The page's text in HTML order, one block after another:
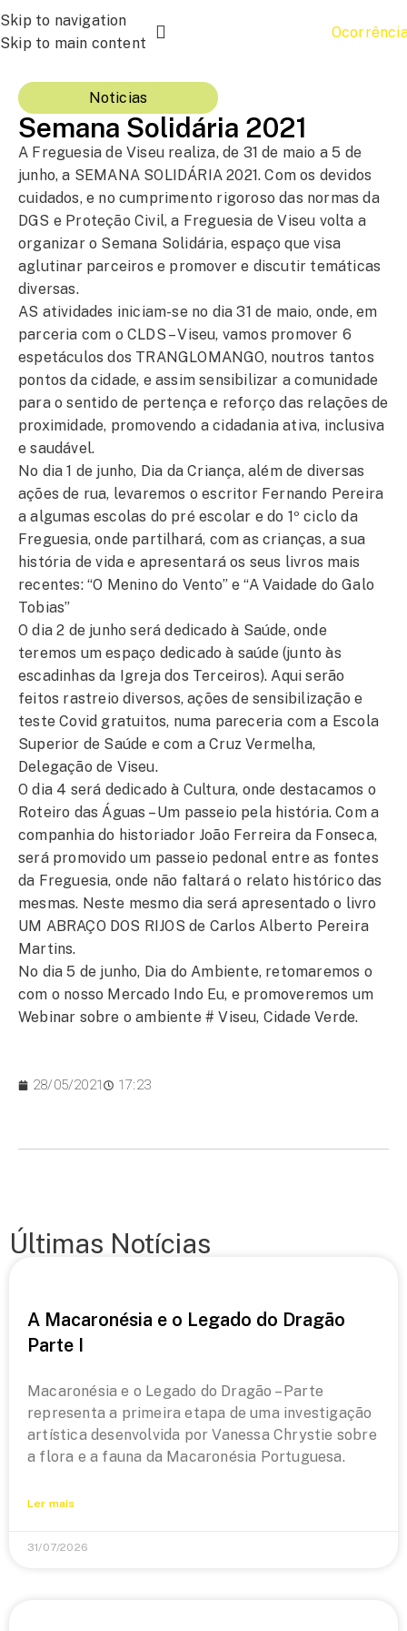
Skip to navigation
Skip to main content
Noticias
Semana Solidária 2021
A Freguesia de Viseu realiza, de 31 de maio a 5 de
junho, a SEMANA SOLIDÁRIA 2021. Com os devidos
cuidados, e no cumprimento rigoroso das normas da
DGS e Proteção Civil, a Freguesia de Viseu volta a
organizar o Semana Solidária, espaço que visa
aglutinar parceiros e promover e discutir temáticas
diversas.
AS atividades iniciam-se no dia 31 de maio, onde, em
parceria com o CLDS – Viseu, vamos promover 6
espetáculos dos TRANGLOMANGO, noutros tantos
pontos da cidade, e assim sensibilizar a comunidade
para o sentido de pertença e reforço das relações de
proximidade, promovendo a cidadania ativa, inclusiva
e saudável.
No dia 1 de junho, Dia da Criança, além de diversas
ações de rua, levaremos o escritor Fernando Pereira
a algumas escolas do pré escolar e do 1º ciclo da
Freguesia, onde partilhará, com as crianças, a sua
história de vida e apresentará os seus livros mais
recentes: “O Menino do Vento” e “A Vaidade do Galo
Tobias”
O dia 2 de junho será dedicado à Saúde, onde
teremos um espaço dedicado à saúde (junto às
escadinhas da Igreja dos Terceiros). Aqui serão
feitos rastreio diversos, ações de sensibilização e
teste Covid gratuitos, numa pareceria com a Escola
Superior de Saúde e com a Cruz Vermelha,
Delegação de Viseu.
O dia 4 será dedicado à Cultura, onde destacamos o
Roteiro das Águas – Um passeio pela história. Com a
companhia do historiador João Ferreira da Fonseca,
será promovido um passeio pedonal entre as fontes
da Freguesia, onde não faltará o relato histórico das
mesmas. Neste mesmo dia será apresentado o livro
UM ABRAÇO DOS RIJOS de Carlos Alberto Pereira
Martins.
No dia 5 de junho, Dia do Ambiente, retomaremos o
com o nosso Mercado Indo Eu, e promoveremos um
Webinar sobre o ambiente # Viseu, Cidade Verde.
28/05/2021 17:23
Últimas Notícias
A Macaronésia e o Legado do Dragão
Parte I
Macaronésia e o Legado do Dragão – Parte
representa a primeira etapa de uma investigação
artística desenvolvida por Vanessa Chrystie sobre
a flora e a fauna da Macaronésia Portuguesa.
Ler mais
31/07/2026